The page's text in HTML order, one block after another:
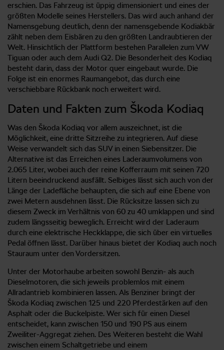
erschien. Das Fahrzeug ist üppig dimensioniert und eines der
größten Modelle seines Herstellers. Das wird auch anhand der
Namensgebung deutlich, denn der namensgebende Kodiakbär
zählt neben dem Eisbären zu den größten Landraubtieren der
Welt. Hinsichtlich der Plattform bestehen Parallelen zum VW
Tiguan oder auch dem Audi Q2. Die Besonderheit des Kodiaq
besteht darin, dass der Motor quer eingebaut wurde. Die
Folge ist ein enormes Raumangebot, das durch eine
verschiebbare Rückbank noch erweitert wird.
Daten und Fakten zum Škoda Kodiaq
Was den Škoda Kodiaq vor allem auszeichnet, ist die
Möglichkeit, eine dritte Sitzreihe zu integrieren. Auf diese
Weise verwandelt sich das SUV in einen Siebensitzer. Die
Alternative ist das Erreichen eines Laderaumvolumens von
2.065 Liter, wobei auch der reine Kofferraum mit seinen 720
Litern beeindruckend ausfällt. Selbiges lässt sich auch von der
Länge der Ladefläche behaupten, die sich auf eine Ebene von
zwei Metern ausdehnen lässt. Die Rücksitze lassen sich zu
diesem Zweck im Verhältnis von 60 zu 40 umklappen und sind
zudem längsseitig beweglich. Erreicht wird der Laderaum
durch eine elektrische Heckklappe, die sich über ein virtuelles
Pedal öffnen lässt. Darüber hinaus bietet der Kodiaq auch noch
Stauraum unter den Vordersitzen.
Unter der Motorhaube arbeiten sowohl Benzin- als auch
Dieselmotoren, die sich jeweils problemlos mit einem
Allradantrieb kombinieren lassen. Als Benziner bringt der
Škoda Kodiaq zwischen 125 und 220 Pferdestärken auf den
Asphalt oder die Buckelpiste. Wer sich für einen Diesel
entscheidet, kann zwischen 150 und 190 PS aus einem
Zweiliter-Aggregat ziehen. Des Weiteren besteht die Wahl
zwischen einem Schaltgetriebe und einem